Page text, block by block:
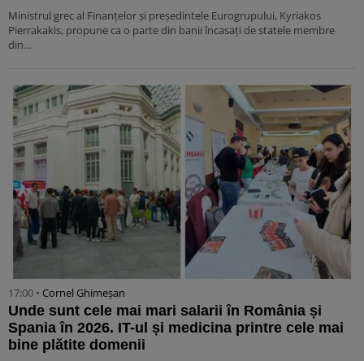
Ministrul grec al Finanțelor și președintele Eurogrupului, Kyriakos
Pierrakakis, propune ca o parte din banii încasați de statele membre
din…
17:00 • Cornel Ghimeșan
Unde sunt cele mai mari salarii în România și
Spania în 2026. IT-ul și medicina printre cele mai
bine plătite domenii